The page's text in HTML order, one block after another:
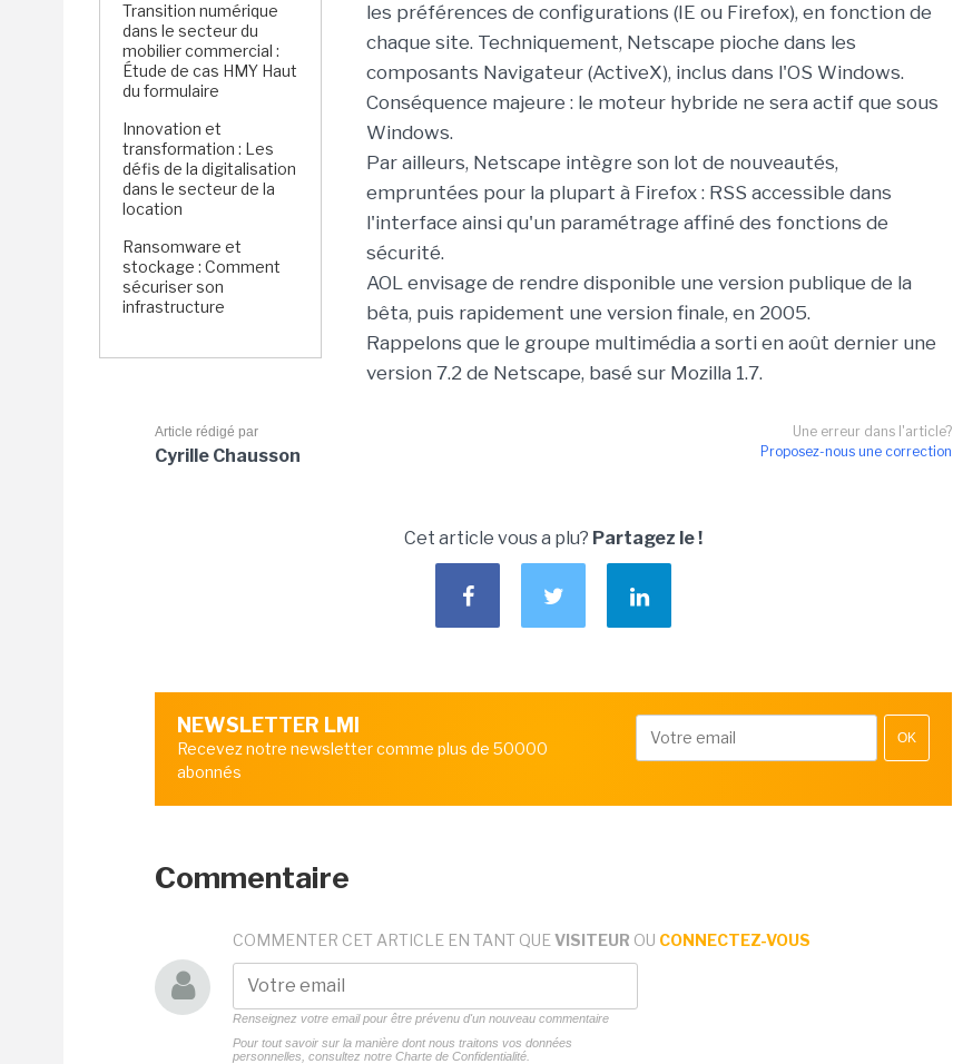
Transition numérique
dans le secteur du
mobilier commercial :
Étude de cas HMY Haut
du formulaire
Innovation et
transformation : Les
défis de la digitalisation
dans le secteur de la
location
Ransomware et
stockage : Comment
sécuriser son
infrastructure
les préférences de configurations (IE ou Firefox), en fonction de
chaque site. Techniquement, Netscape pioche dans les
composants Navigateur (ActiveX), inclus dans l'OS Windows.
Conséquence majeure : le moteur hybride ne sera actif que sous
Windows.
Par ailleurs, Netscape intègre son lot de nouveautés,
empruntées pour la plupart à Firefox : RSS accessible dans
l'interface ainsi qu'un paramétrage affiné des fonctions de
sécurité.
AOL envisage de rendre disponible une version publique de la
bêta, puis rapidement une version finale, en 2005.
Rappelons que le groupe multimédia a sorti en août dernier une
version 7.2 de Netscape, basé sur Mozilla 1.7.
Une erreur dans l'article?
Proposez-nous une correction
Article rédigé par
Cyrille Chausson
Cet article vous a plu? Partagez le !
NEWSLETTER LMI
Recevez notre newsletter comme plus de 50000
abonnés
OK
Commentaire
COMMENTER CET ARTICLE EN TANT QUE VISITEUR OU CONNECTEZ-VOUS
Renseignez votre email pour être prévenu d'un nouveau commentaire
Pour tout savoir sur la manière dont nous traitons vos données
personnelles, consultez notre Charte de Confidentialité.